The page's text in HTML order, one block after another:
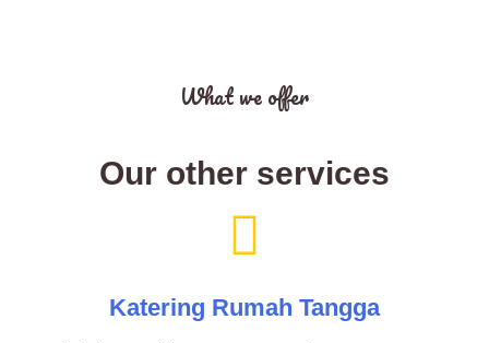
What we offer
Our other services
Katering Rumah Tangga